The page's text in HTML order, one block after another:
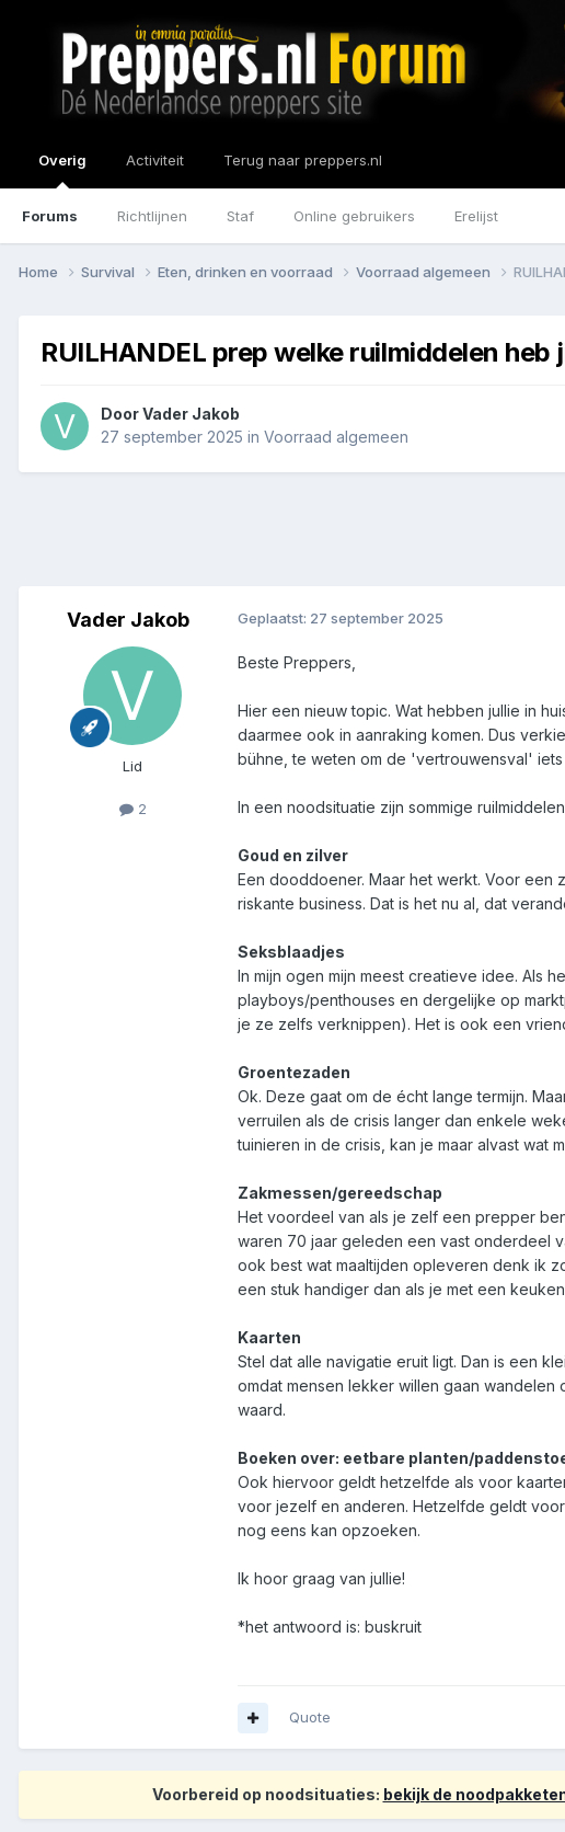
Overig
Forums Richtlijnen Staf Online gebruikers Erelijst
Activiteit Terug naar preppers.nl
Home Survival Eten, drinken en voorraad Voorraad algemeen
RUILHANDEL prep welke ruilmiddelen
DoorVader Jakob
27 september 2025 in Voorraad algemeen
Vader Jakob
Lid
2
Geplaatst: 27 september 2025
Beste Preppers,
Hier een nieuw topic. Wat hebben jullie in
daarmee ook in aanraking komen. Dus
bühne, te weten om de 'vertrouwensval'
In een noodsituatie zijn sommige
Goud en zilver
Een dooddoener. Maar het werkt. Voor een
riskante business. Dat is het nu al, dat
Seksblaadjes
In mijn ogen mijn meest creatieve idee. Als
playboys/penthouses en dergelijke op
je ze zelfs verknippen). Het is ook een
Groentezaden
Ok. Deze gaat om de écht lange termijn.
verruilen als de crisis langer dan enkele
tuinieren in de crisis, kan je maar alvast wat
Zakmessen/gereedschap
Het voordeel van als je zelf een prepper
waren 70 jaar geleden een vast onderdeel
ook best wat maaltijden opleveren denk ik
een stuk handiger dan als je met een
Kaarten
Stel dat alle navigatie eruit ligt. Dan is een
omdat mensen lekker willen gaan wandelen
waard.
Boeken over: eetbare planten/
Ook hiervoor geldt hetzelfde als voor
voor jezelf en anderen. Hetzelfde geldt
nog eens kan opzoeken.
Ik hoor graag van jullie!
*het antwoord is: buskruit
Quote
Voorbereid op noodsituaties: bekijk de